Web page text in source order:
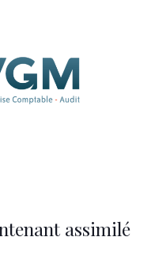
assimilé